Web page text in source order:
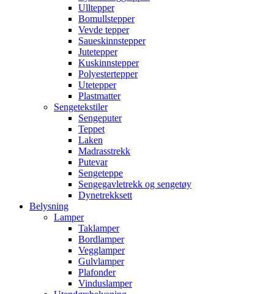
Ulltepper
Bomullstepper
Vevde tepper
Saueskinnstepper
Jutetepper
Kuskinnstepper
Polyestertepper
Utetepper
Plastmatter
Sengetekstiler
Sengeputer
Teppet
Laken
Madrasstrekk
Putevar
Sengeteppe
Sengegavletrekk og sengetøy
Dynetrekksett
Belysning
Lamper
Taklamper
Bordlamper
Vegglamper
Gulvlamper
Plafonder
Vinduslamper